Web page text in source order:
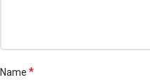
Name *